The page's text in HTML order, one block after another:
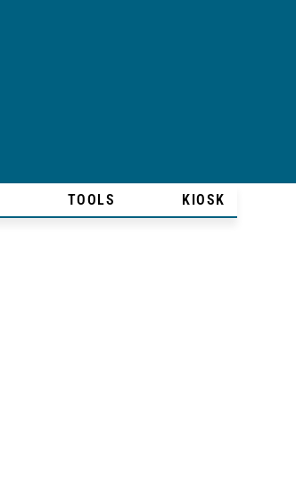
TOOLS KIOSK